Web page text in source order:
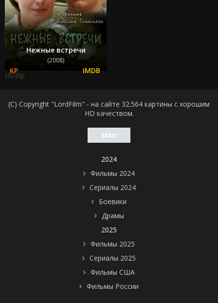
Нежные встречи
(2008)
HDRip
(C) Copyright "LordFilm" - на сайте 32.564 картины с хорошим
HD качеством.
2024
Фильмы 2024
Сериалы 2024
Боевики
Драмы
2025
Фильмы 2025
Сериалы 2025
Фильмы США
Фильмы России